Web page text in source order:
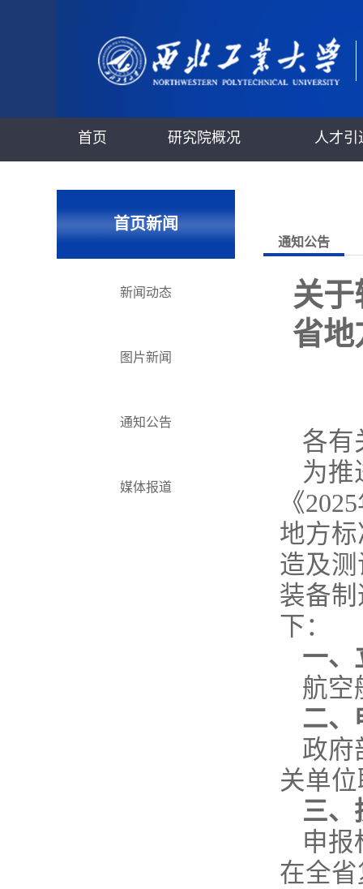
首页 研究院概况 人才
首页新闻
新闻动态
图片新闻
通知公告
媒体报道
通知公告
关于
省地
各有
为推
《
地方
造及
装备
下：
一、
航空
二、
政府
关单
三、
申报
在全